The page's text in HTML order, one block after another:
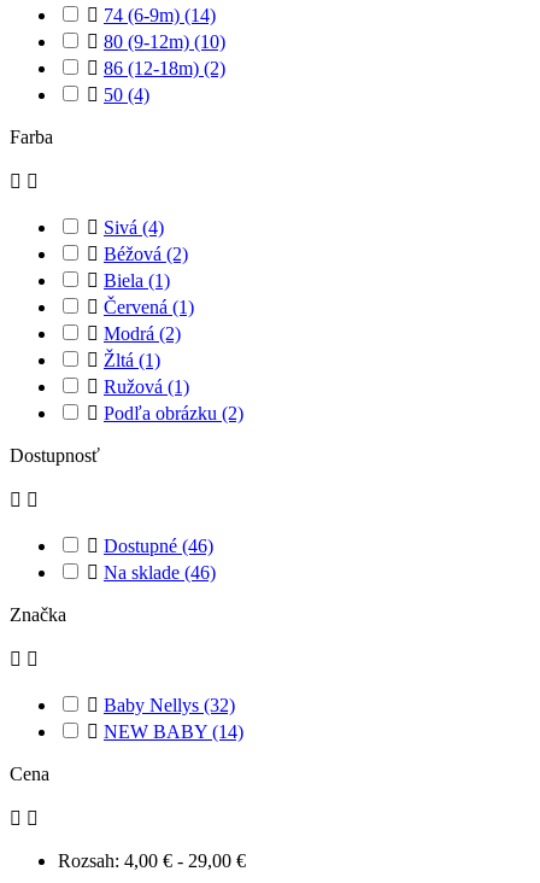
 74 (6-9m) (14)
 80 (9-12m) (10)
 86 (12-18m) (2)
 50 (4)
Farba
 
 Sivá (4)
 Béžová (2)
 Biela (1)
 Červená (1)
 Modrá (2)
 Žltá (1)
 Ružová (1)
 Podľa obrázku (2)
Dostupnosť
 
 Dostupné (46)
 Na sklade (46)
Značka
 
 Baby Nellys (32)
 NEW BABY (14)
Cena
 
Rozsah: 4,00 € - 29,00 €